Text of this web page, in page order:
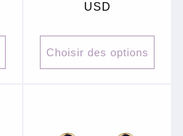
USD
Choisir des options